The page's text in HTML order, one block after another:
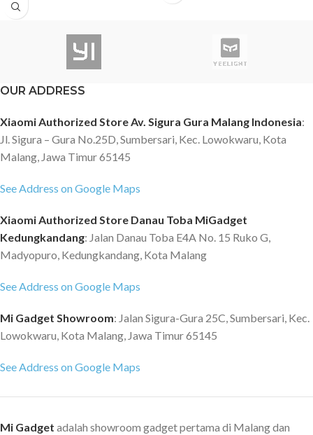
yang kokoh dan dapat di pasang
dengan mudah. Dilengkapi dengan
FEATURES Universal Mounting
segala jenis Merk TV sehingga
anda tidak perlu takut akan
kecocokannya. Dapat digunakan
monitor dengan ukuran 32 - 60
mendapat semua perlengkapan
yang diperlukan untuk memasang
TV di bracket ini seperti baut dan
terbuat dari besi dengan
dengan aman menggantung TV
Anda yang berat di bracket ini.
1.3mm Pitch: 400 x 400 wall
Netflix Certified Youtube Analog
& Digital TV DVB T/T2 , DVB-C
177.61 (mm) Support video
format :
ADPCM/MS-ADPCM
OUR ADDRESS
Xiaomi Authorized Store Av. Sigura Gura Malang Indonesia:
Jl. Sigura – Gura No.25D, Sumbersari, Kec. Lowokwaru, Kota
Malang, Jawa Timur 65145
See Address on Google Maps
Xiaomi Authorized Store Danau Toba MiGadget
Kedungkandang: Jalan Danau Toba E4A No. 15 Ruko G,
Madyopuro, Kedungkandang, Kota Malang
See Address on Google Maps
Mi Gadget Showroom: Jalan Sigura-Gura 25C, Sumbersari, Kec.
Lowokwaru, Kota Malang, Jawa Timur 65145
See Address on Google Maps
Mi Gadget adalah showroom gadget pertama di Malang dan